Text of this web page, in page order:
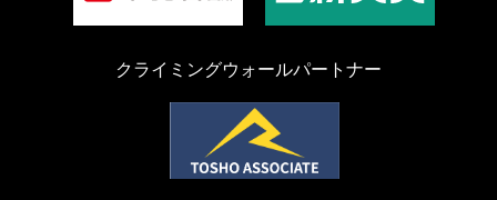
クライミングウォールパートナー